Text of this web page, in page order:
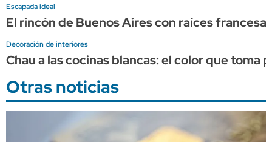
Escapada ideal
El rincón de Buenos Aires con raíces
Decoración de interiores
Chau a las cocinas blancas: el color que toma
Otras noticias